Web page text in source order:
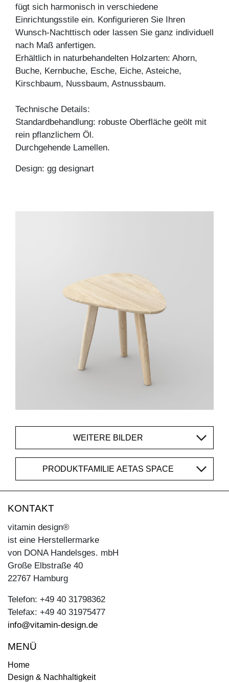
fügt sich harmonisch in verschiedene
Einrichtungsstile ein. Konfigurieren Sie Ihren
Wunsch-Nachttisch oder lassen Sie ganz individuell
nach Maß anfertigen.
Erhältlich in naturbehandelten Holzarten: Ahorn,
Buche, Kernbuche, Esche, Eiche, Asteiche,
Kirschbaum, Nussbaum, Astnussbaum.
Technische Details:
Standardbehandlung: robuste Oberfläche geölt mit
rein pflanzlichem Öl.
Durchgehende Lamellen.
Design: gg designart
WEITERE BILDER
PRODUKTFAMILIE AETAS SPACE
KONTAKT
vitamin design®
ist eine Herstellermarke
von DONA Handelsges. mbH
Große Elbstraße 40
22767 Hamburg
Telefon: +49 40 31798362
Telefax: +49 40 31975477
info@vitamin-design.de
MENÜ
Home
Design & Nachhaltigkeit